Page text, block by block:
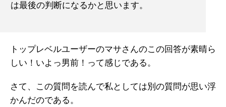
は最後の判断になるかと思います。
トップレベルユーザーのマサさんのこの回答が素晴ら
しい！いよっ男前！って感じである。
さて、この質問を読んで私としては別の質問が思い浮
かんだのである。